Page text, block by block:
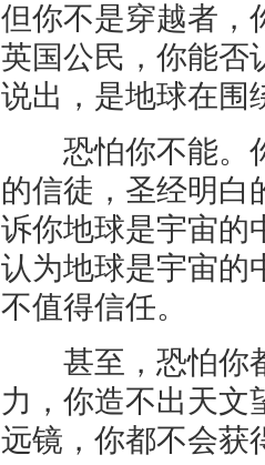
但你不是穿越者，
英国公民，你能否
说出，是地球在围
恐怕你不能。你
的信徒，圣经明白
诉你地球是宇宙的
认为地球是宇宙的
不值得信任。
甚至，恐怕你都
力，你造不出天文
远镜，你都不会获